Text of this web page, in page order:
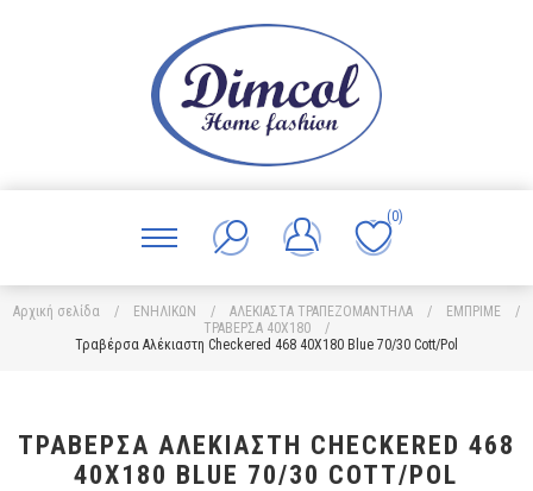
(0)
Αρχική σελίδα / ΕΝΗΛΙΚΩΝ / ΑΛΕΚΙΑΣΤΑ ΤΡΑΠΕΖΟΜΑΝΤΗΛΑ / ΕΜΠΡΙΜΕ
/
ΤΡΑΒΕΡΣΑ 40Χ180
/
Τραβέρσα Αλέκιαστη Checkered 468 40X180 Blue 70/30 Cott/Pol
ΤΡΑΒΈΡΣΑ ΑΛΈΚΙΑΣΤΗ CHECKERED 468
40X180 BLUE 70/30 COTT/POL